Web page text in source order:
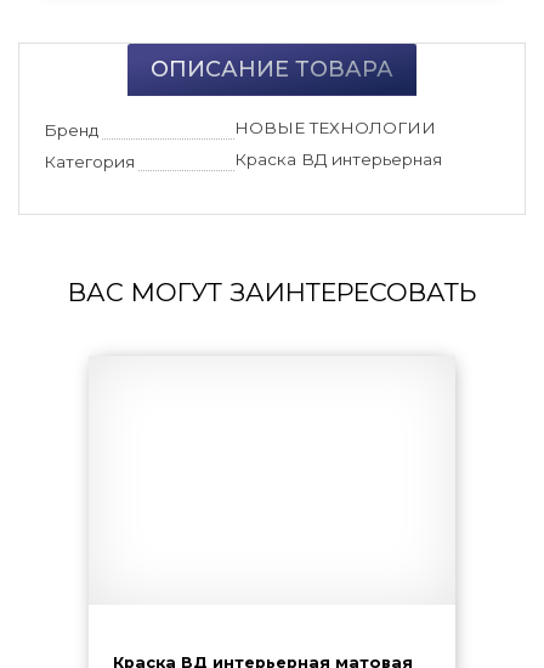
ОПИСАНИЕ ТОВАРА
Бренд
НОВЫЕ ТЕХНОЛОГИИ
Категория
Краска ВД интерьерная
ВАС МОГУТ ЗАИНТЕРЕСОВАТЬ
Краска ВД интерьерная матовая